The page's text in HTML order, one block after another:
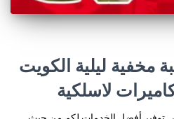
مخفية ليلية الكويت